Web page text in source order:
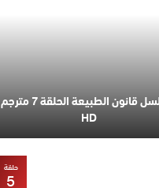
مسلسل قانون الطبيعة الحلقة 7 مترجم
HD
حلقة
5